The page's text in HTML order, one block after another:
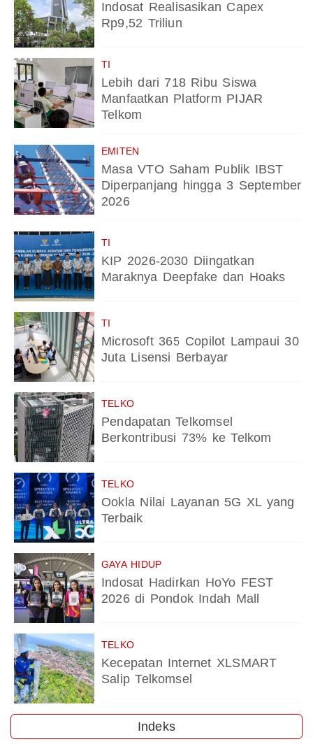
Indosat Realisasikan Capex
Rp9,52 Triliun
TI
Lebih dari 718 Ribu Siswa
Manfaatkan Platform PIJAR
Telkom
EMITEN
Masa VTO Saham Publik IBST
Diperpanjang hingga 3 September
2026
TI
KIP 2026-2030 Diingatkan
Maraknya Deepfake dan Hoaks
TI
Microsoft 365 Copilot Lampaui 30
Juta Lisensi Berbayar
TELKO
Pendapatan Telkomsel
Berkontribusi 73% ke Telkom
TELKO
Ookla Nilai Layanan 5G XL yang
Terbaik
GAYA HIDUP
Indosat Hadirkan HoYo FEST
2026 di Pondok Indah Mall
TELKO
Kecepatan Internet XLSMART
Salip Telkomsel
Indeks